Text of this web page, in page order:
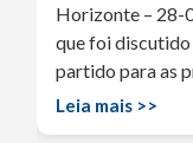
Horizonte – 28-
que foi discutido
partido para as
Leia mais >>